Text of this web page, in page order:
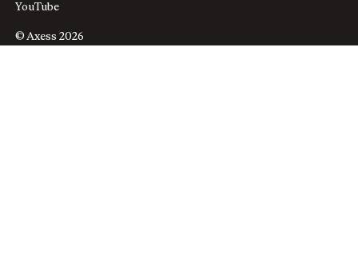
YouTube
© Axess 2026